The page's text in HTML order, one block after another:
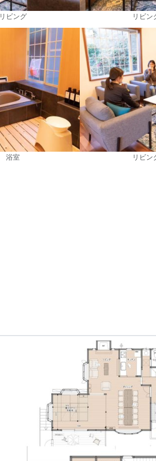
リビング リビン
浴室 リビン